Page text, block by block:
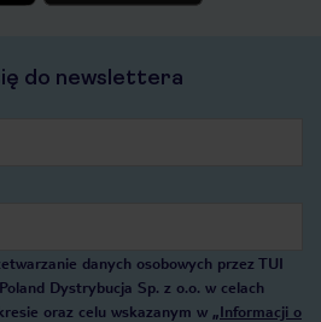
do newslettera
danych osobowych przez TUI
Dystrybucja Sp. z o.o. w celach
oraz celu wskazanym w „Informacji o